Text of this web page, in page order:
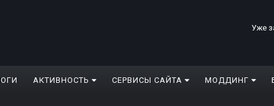
Уже
АКТИВНОСТЬ СЕРВИСЫ САЙТА МОДДИНГ